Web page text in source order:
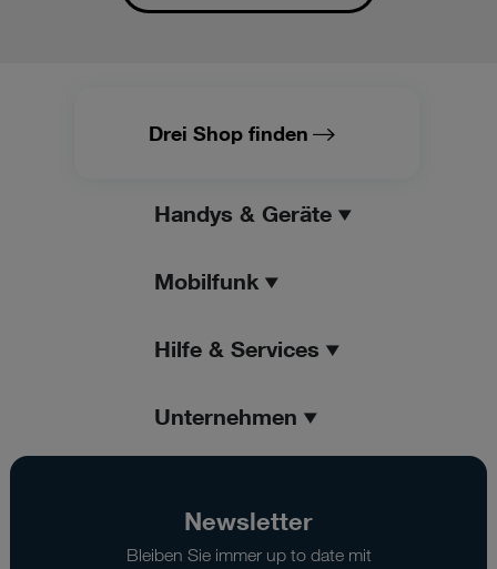
Drei Shop finden
Handys & Geräte
Mobilfunk
Hilfe & Services
Unternehmen
Newsletter
Bleiben Sie immer up to date mit